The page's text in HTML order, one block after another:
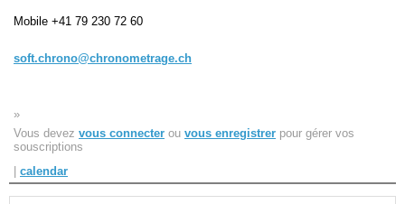
site map
Mobile +41 79 230 72 60
soft.chrono@chronometrage.ch
»
Vous devez vous connecter ou vous enregistrer pour gérer vos
souscriptions
| calendar